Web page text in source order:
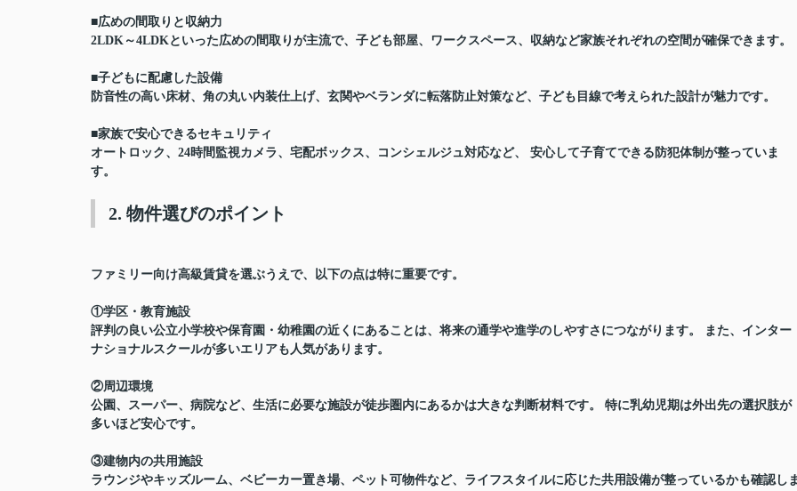
■広めの間取りと収納力
2LDK～4LDKといった広めの間取りが主流で、子ども部屋、ワークスペース、収納など家族それぞれの空間が確保できます。
■子どもに配慮した設備
防音性の高い床材、 角の丸い内装仕上げ、 玄関やベランダに転落防止対策など、子ども目線で考えられた設計が魅力です。
■家族で安心できるセキュリティ
オートロック、24時間監視カメラ、宅配ボックス、コンシェルジュ対応など、 安心して子育てできる防犯体制が整っていま
す。
2. 物件選びのポイント
ファミリー向け高級賃貸を選ぶうえで、以下の点は特に重要です。
①学区・教育施設
評判の良い公立小学校や保育園・幼稚園の近くにあることは、将来の通学や進学のしやすさにつながります。 また、インター
ナショナルスクールが多いエリアも人気があります。
②周辺環境
公園、スーパー、病院など、 生活に必要な施設が徒歩圏内にあるかは大きな判断材料です。 特に乳幼児期は外出先の選択肢が
多いほど安心です。
③建物内の共用施設
ラウンジやキッズルーム、ベビーカー置き場、ペット可物件など、 ライフスタイルに応じた共用設備が整っているかも確認し